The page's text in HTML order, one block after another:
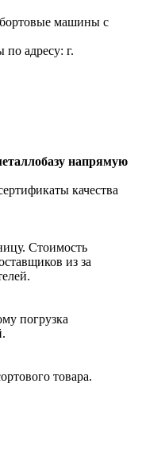
машины с
адресу: г.
напрямую
качества
Стоимость
из за
погрузка
товара.